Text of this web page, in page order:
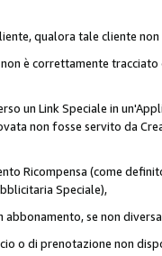
qualora tale cliente
è correttamente
un Link Speciale in
non fosse servito da
Ricompensa (come
Speciale),
se non
o di prenotazione non